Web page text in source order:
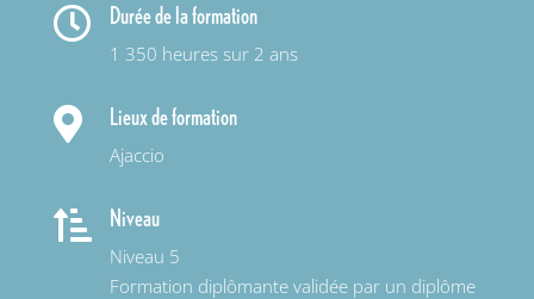
 Durée de la formation
1 350 heures sur 2 ans
 Lieux de formation
Ajaccio
 Niveau
Niveau 5
Formation diplômante validée par un diplôme